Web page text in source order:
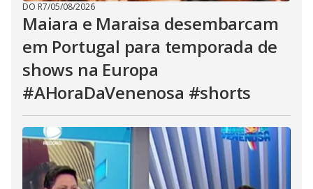
DO R7/05/08/2026
Maiara e Maraisa desembarcam
em Portugal para temporada de
shows na Europa
#AHoraDaVenenosa #shorts